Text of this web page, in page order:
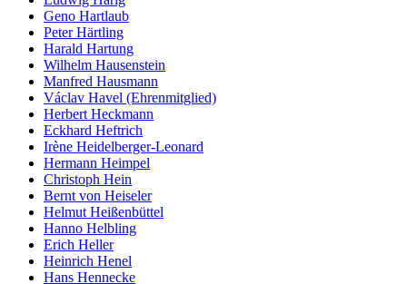
Geno Hartlaub
Peter Härtling
Harald Hartung
Wilhelm Hausenstein
Manfred Hausmann
Václav Havel (Ehrenmitglied)
Herbert Heckmann
Eckhard Heftrich
Irène Heidelberger-Leonard
Hermann Heimpel
Christoph Hein
Bernt von Heiseler
Helmut Heißenbüttel
Hanno Helbling
Erich Heller
Heinrich Henel
Hans Hennecke